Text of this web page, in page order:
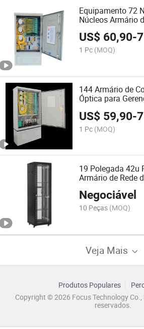
Equipamento 72
Núcleos Armário
de Fibra Óptica ao
US$ 60,90-
1 Pc (MOQ)
144 Armário de
Óptica para
US$ 59,90-
1 Pc (MOQ)
19 Polegada 42u
Armário de Rede
Negociável
10 Peças (MOQ)
Veja Mais
Produtos Populares
Copyright © 2026 Focus Technology
reservados.